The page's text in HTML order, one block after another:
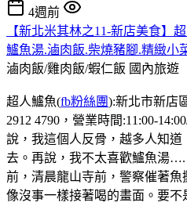
4週前
【新北米其林之11-新店美食】
鱸魚湯.滷肉飯.柴燒豬腳.精緻小
滷肉飯/雞肉飯/蝦仁飯 國內旅遊
超人鱸魚(fb粉絲團):新北市新店
2912 4790，營業時間:11:00-
說，我這個人反骨，越多人知
去。再說，我不太喜歡鱸魚湯
前，清晨龍山寺前，警察催著
像沒事一樣接著喝的畫面。要